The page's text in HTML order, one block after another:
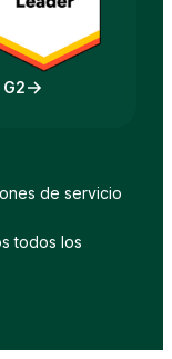
de servicio
todos los